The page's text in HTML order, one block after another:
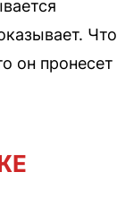
Что
он пронесет